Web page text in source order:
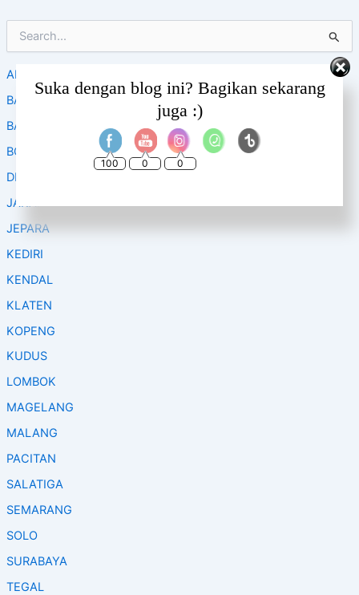
r
h
f
r
:
AMBARAWA
BALI
BANDUNG
BOYOLALI
DIENG – WONOSOBO
JAKARTA
JEPARA
KEDIRI
KENDAL
KLATEN
KOPENG
KUDUS
LOMBOK
MAGELANG
MALANG
PACITAN
SALATIGA
SEMARANG
SOLO
SURABAYA
TEGAL
Suka dengan blog ini? Bagikan sekarang
juga :)
100 0
Set Youtube Channel ID
0